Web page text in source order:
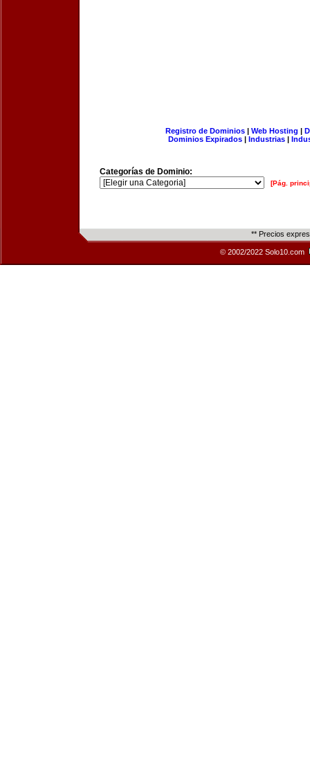
Registro de Dominios| Web Hosting |
Dominios Expirados | Industrias |
Categorías de Dominio:
[Pág.
** Precios
© 2002/2022 Solo10.com